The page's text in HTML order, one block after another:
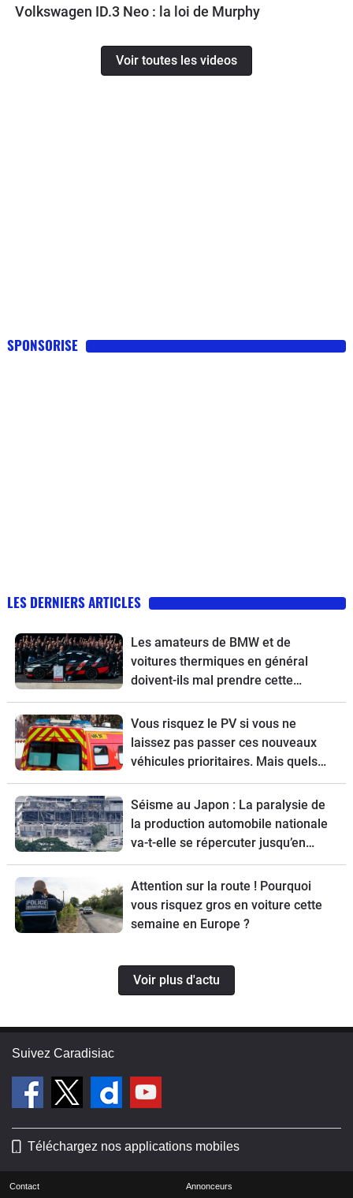
Volkswagen ID.3 Neo : la loi de Murphy
Voir toutes les videos
SPONSORISE
LES DERNIERS ARTICLES
Les amateurs de BMW et de
voitures thermiques en général
doivent-ils mal prendre cette
nouvelle ?
Vous risquez le PV si vous ne
laissez pas passer ces nouveaux
véhicules prioritaires. Mais quels
sont-ils ?
Séisme au Japon : La paralysie de
la production automobile nationale
va-t-elle se répercuter jusqu’en
Europe ?
Attention sur la route ! Pourquoi
vous risquez gros en voiture cette
semaine en Europe ?
Voir plus d'actu
Suivez Caradisiac
Téléchargez nos applications mobiles
Contact Annonceurs